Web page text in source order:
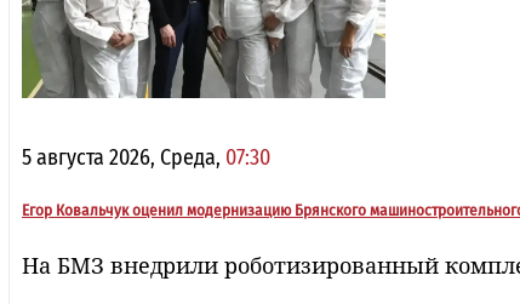
5 августа 2026, Среда, 07:30
Егор Ковальчук оценил модернизацию Брянского
На БМЗ внедрили роботизированный